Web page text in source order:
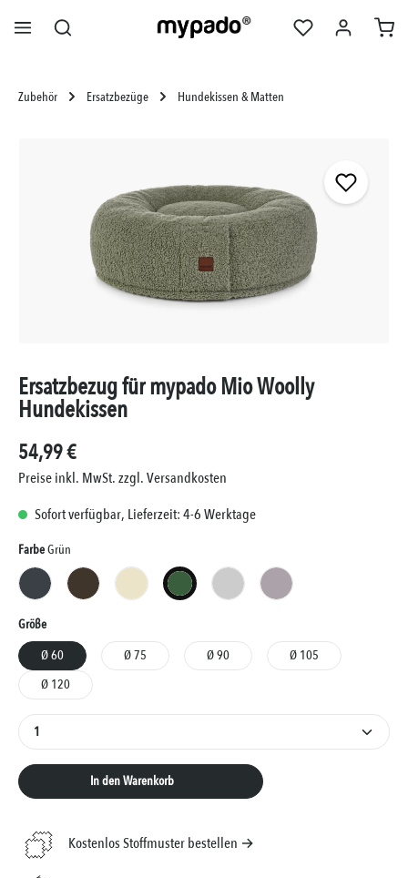
springen
Zubehör Ersatzbezüge Hundekissen & Matten
Ersatzbezug für mypado Mio Woolly
Hundekissen
54,99 €
Preise inkl. MwSt. zzgl. Versandkosten
Sofort verfügbar, Lieferzeit: 4-6 Werktage
FarbeAuswählen
Grün
Anthrazit Braun Creme Grün Silber
Taupe
GrößeAuswählen
Ø 60
Ø 75 Ø 90
Ø 105
Ø 120
Produkt Anzahl: Gib den gewünschten Wert ein
In den Warenkorb
Kostenlos Stoffmuster bestellen →